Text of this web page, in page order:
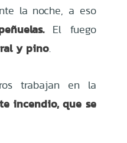
la noche, a eso
El fuego
y pino.
trabajan en la
incendio, que se